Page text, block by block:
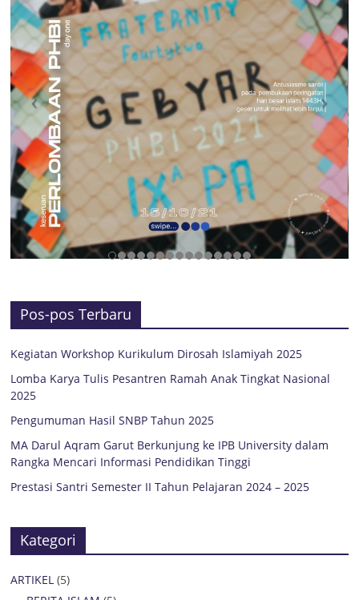
Pos-pos Terbaru
Kegiatan Workshop Kurikulum Dirosah Islamiyah 2025
Lomba Karya Tulis Pesantren Ramah Anak Tingkat Nasional
2025
Pengumuman Hasil SNBP Tahun 2025
MA Darul Aqram Garut Berkunjung ke IPB University dalam
Rangka Mencari Informasi Pendidikan Tinggi
Prestasi Santri Semester II Tahun Pelajaran 2024 – 2025
Kategori
ARTIKEL (5)